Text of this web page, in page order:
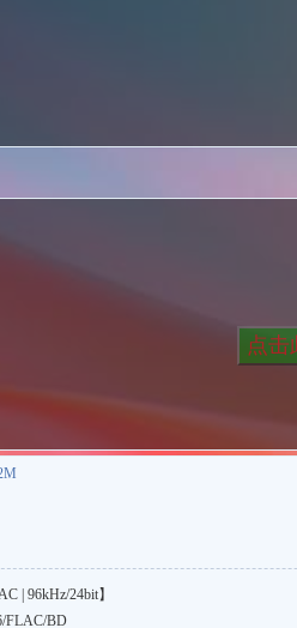
| 96kHz/24bit】
FLAC/BD